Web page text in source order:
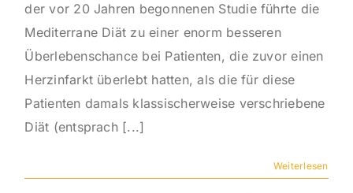
der vor 20 Jahren begonnenen Studie führte die
Mediterrane Diät zu einer enorm besseren
Überlebenschance bei Patienten, die zuvor einen
Herzinfarkt überlebt hatten, als die für diese
Patienten damals klassischerweise verschriebene
Diät (entsprach [...]
Weiterlesen